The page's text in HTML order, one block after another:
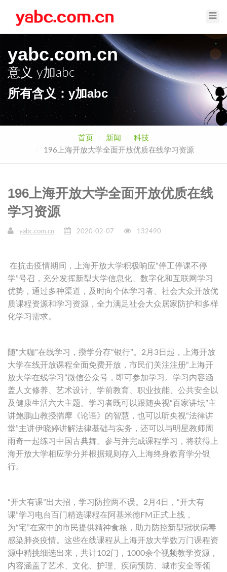
yabc.com.cn
意义y加abc
所有含义：y加abc
首页 新闻
科技
196上海开放大学全面开放优质在线学习资源
196上海开放大学全面开放优质在线
学习资源
yabc.com.cn 2020-02-07 132490
在抗击疫情期间，上海开放大学积极响应“停工停课不停
学”号召，充分发挥新型大学信息化、数字化和互联网学习
优势，通过多种渠道，及时向个体学习者、社会大众开放优
质课程资源和学习资源，全力满足社会大众居家防护和多样
化学习需求。
随“大咖”在线学习，攒学分存“银行”。2月3日起，上海开放
大学在线开放课程全面免费开放，市民们关注注册“上海开
放大学在线学习”微信公众号，即可参加学习。学习内容涵
盖人文修养、艺术设计、学前教育、职业技能、公共安全以
及健康生活六大主题。学习者既可以跟随央视“百家讲坛”主
讲鲍鹏山教授揣摩《论语》的智慧，也可以听央视“法律讲
堂”主讲伊晓婷讲解法律基础与实务，还可以与明星教师周
雨奇一起练习中国古典舞。参与并完成课程学习，将获得上
海开放大学相应学分并根据规则存入上海终身教育学分银
行。
“开大有课”出大招，学习防控两不误。2月4日，“开大有
课”学习电台百门精选课程在阿基米德FM正式上线，
为“宅”在家中的市民提供精神食粮，助力防控新型冠状病毒
感染肺炎疫情。这些在线课程从上海开放大学数万门课程资
源中精挑细选出来，共计102门，1000余个视频教学资源，
内容涵盖了艺术、文化、护理、疾病预防、城市安全等领